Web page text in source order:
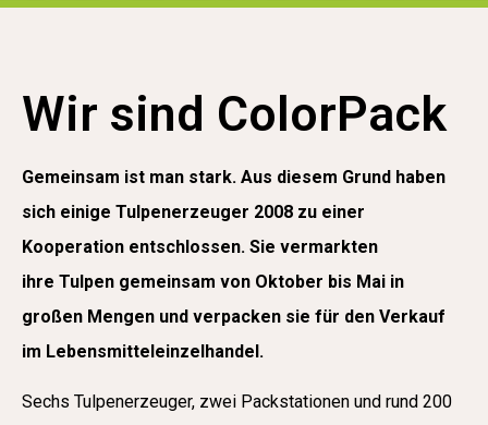
Wir sind ColorPack
Gemeinsam ist man stark. Aus diesem Grund haben
sich einige Tulpenerzeuger 2008 zu einer
Kooperation entschlossen. Sie vermarkten
ihre Tulpen gemeinsam von Oktober bis Mai in
großen Mengen und verpacken sie für den Verkauf
im Lebensmitteleinzelhandel.
Sechs Tulpenerzeuger, zwei Packstationen und rund 200